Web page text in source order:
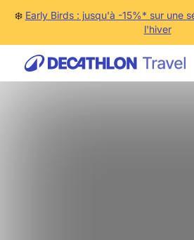
❄️ Early Birds : jusqu'à -15%* sur une
l'hiver